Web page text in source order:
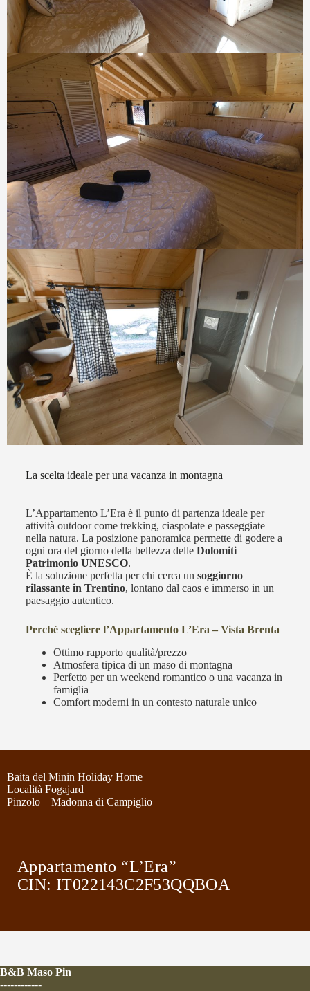
La scelta ideale per una vacanza in montagna
L’Appartamento L’Era è il punto di partenza ideale per
attività outdoor come trekking, ciaspolate e passeggiate
nella natura. La posizione panoramica permette di godere a
ogni ora del giorno della bellezza delle Dolomiti
Patrimonio UNESCO.
È la soluzione perfetta per chi cerca un soggiorno
rilassante in Trentino, lontano dal caos e immerso in un
paesaggio autentico.
Perché scegliere l’Appartamento L’Era – Vista Brenta
Ottimo rapporto qualità/prezzo
Atmosfera tipica di un maso di montagna
Perfetto per un weekend romantico o una vacanza in
famiglia
Comfort moderni in un contesto naturale unico
Baita del Minin Holiday Home
Località Fogajard
Pinzolo – Madonna di Campiglio
Appartamento “L’Era”
CIN: IT022143C2F53QQBOA
B&B Maso Pin
------------